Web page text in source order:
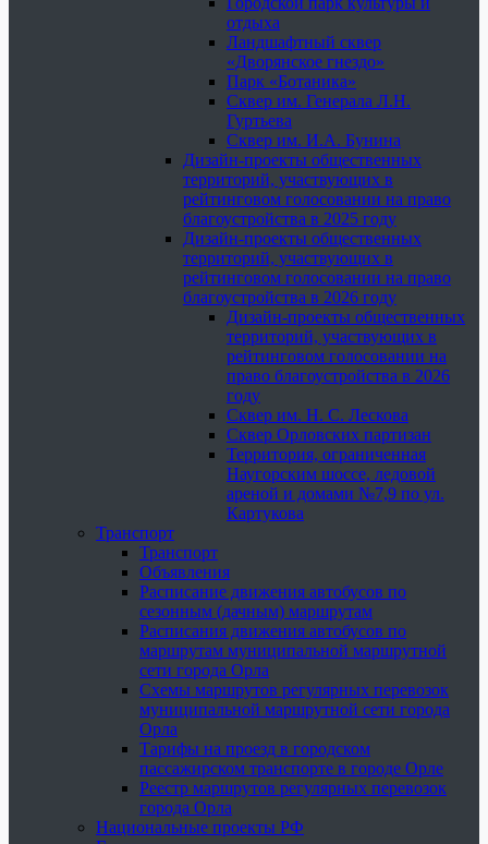
отдыха
Ландшафтный сквер
«Дворянское гнездо»
Парк «Ботаника»
Сквер им. Генерала Л.Н.
Гуртьева
Сквер им. И.А. Бунина
Дизайн-проекты общественных
территорий, участвующих в
рейтинговом голосовании на право
благоустройства в 2025 году
Дизайн-проекты общественных
территорий, участвующих в
рейтинговом голосовании на право
благоустройства в 2026 году
Дизайн-проекты общественных
территорий, участвующих в
рейтинговом голосовании на
право благоустройства в 2026
году
Сквер им. Н. С. Лескова
Сквер Орловских партизан
Территория, ограниченная
Наугорским шоссе, ледовой
ареной и домами №7,9 по ул.
Картукова
Транспорт
Транспорт
Объявления
Расписание движения автобусов по
сезонным (дачным) маршрутам
Расписания движения автобусов по
маршрутам муниципальной маршрутной
сети города Орла
Схемы маршрутов регулярных перевозок
муниципальной маршрутной сети города
Орла
Тарифы на проезд в городском
пассажирском транспорте в городе Орле
Реестр маршрутов регулярных перевозок
города Орла
Национальные проекты РФ